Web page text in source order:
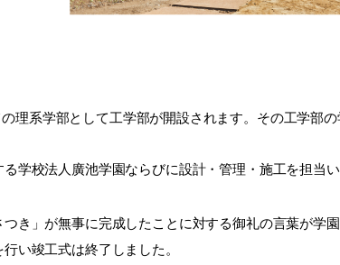
理系学部として工学部が開設されます。その工学部の
学校法人廣池学園ならびに設計・管理・施工を担当
き」が無事に完成したことに対する御礼の言葉が学園
い竣工式は終了しました。